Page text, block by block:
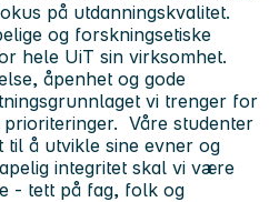
på utdanningskvalitet.
og forskningsetiske
hele UiT sin virksomhet.
åpenhet og gode
vi trenger for
Våre studenter
til å utvikle sine evner og
integritet skal vi være
- tett på fag, folk og